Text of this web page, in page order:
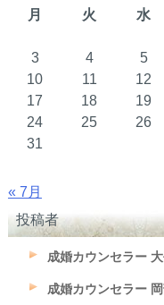
月
火 水
3
4 5
10
11 12
17
18 19
24
25 26
31
« 7月
投稿者
成婚カウンセラー
成婚カウンセラー